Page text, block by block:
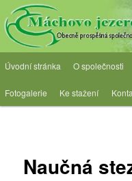
Přejít
k
hlavnímu
obsahu
webu OPS
Obecně prospěšná společnost
Hlavní
menu
Úvodní stránka O společnosti
Fotogalerie Ke stažení
Naučná